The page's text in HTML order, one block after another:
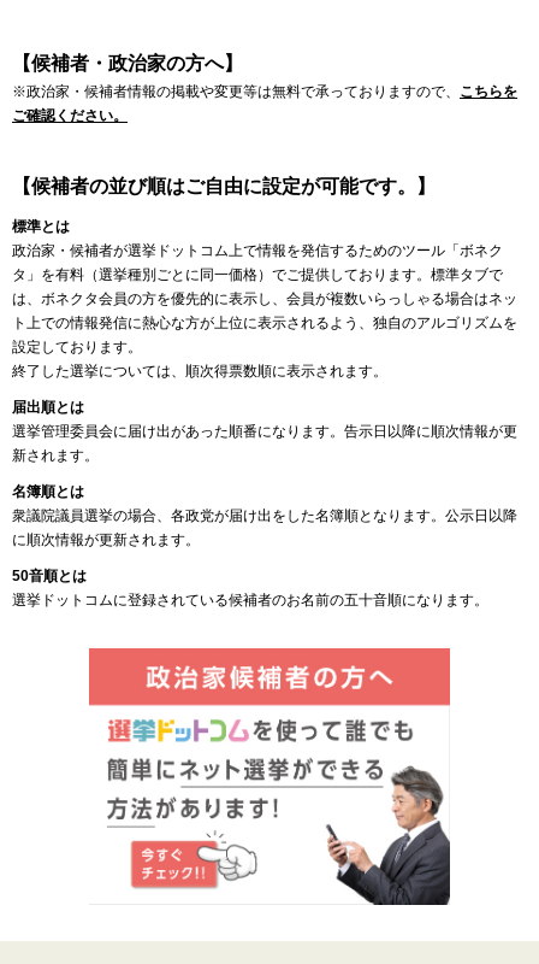
【候補者・政治家の方へ】
※政治家・候補者情報の掲載や変更等は無料で承っておりますので、 こちらを
ご確認ください。
【候補者の並び順はご自由に設定が可能です。】
標準とは
政治家・候補者が選挙ドットコム上で情報を発信するためのツール「ボネク
タ」を有料（選挙種別ごとに同一価格）でご提供しております。標準タブで
は、ボネクタ会員の方を優先的に表示し、会員が複数いらっしゃる場合はネッ
ト上での情報発信に熱心な方が上位に表示されるよう、独自のアルゴリズムを
設定しております。
終了した選挙については、順次得票数順に表示されます。
届出順とは
選挙管理委員会に届け出があった順番になります。告示日以降に順次情報が更
新されます。
名簿順とは
衆議院議員選挙の場合、各政党が届け出をした名簿順となります。公示日以降
に順次情報が更新されます。
50音順とは
選挙ドットコムに登録されている候補者のお名前の五十音順になります。